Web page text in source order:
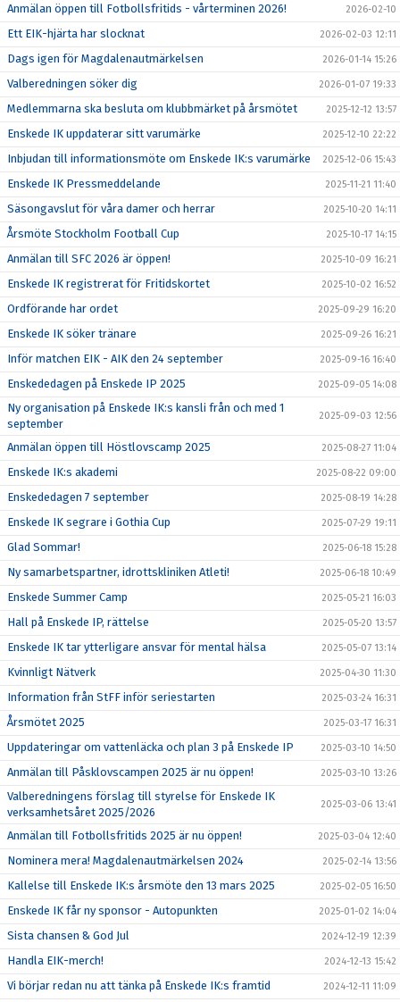
Anmälan öppen till Fotbollsfritids - vårterminen 2026! 2026-02-10
Ett EIK-hjärta har slocknat 2026-02-03 12:11
Dags igen för Magdalenautmärkelsen 2026-01-14 15:26
Valberedningen söker dig 2026-01-07 19:33
Medlemmarna ska besluta om klubbmärket på årsmötet 2025-12-12 13:57
Enskede IK uppdaterar sitt varumärke 2025-12-10 22:22
Inbjudan till informationsmöte om Enskede IK:s varumärke 2025-12-06 15:43
Enskede IK Pressmeddelande 2025-11-21 11:40
Säsongavslut för våra damer och herrar 2025-10-20 14:11
Årsmöte Stockholm Football Cup 2025-10-17 14:15
Anmälan till SFC 2026 är öppen! 2025-10-09 16:21
Enskede IK registrerat för Fritidskortet 2025-10-02 16:52
Ordförande har ordet 2025-09-29 16:20
Enskede IK söker tränare 2025-09-26 16:21
Inför matchen EIK - AIK den 24 september 2025-09-16 16:40
Enskededagen på Enskede IP 2025 2025-09-05 14:08
Ny organisation på Enskede IK:s kansli från och med 1
september
2025-09-03 12:56
Anmälan öppen till Höstlovscamp 2025 2025-08-27 11:04
Enskede IK:s akademi 2025-08-22 09:00
Enskededagen 7 september 2025-08-19 14:28
Enskede IK segrare i Gothia Cup 2025-07-29 19:11
Glad Sommar! 2025-06-18 15:28
Ny samarbetspartner, idrottskliniken Atleti! 2025-06-18 10:49
Enskede Summer Camp 2025-05-21 16:03
Hall på Enskede IP, rättelse 2025-05-20 13:57
Enskede IK tar ytterligare ansvar för mental hälsa 2025-05-07 13:14
Kvinnligt Nätverk 2025-04-30 11:30
Information från StFF inför seriestarten 2025-03-24 16:31
Årsmötet 2025 2025-03-17 16:31
Uppdateringar om vattenläcka och plan 3 på Enskede IP 2025-03-10 14:50
Anmälan till Påsklovscampen 2025 är nu öppen! 2025-03-10 13:26
Valberedningens förslag till styrelse för Enskede IK
verksamhetsåret 2025/2026
2025-03-06 13:41
Anmälan till Fotbollsfritids 2025 är nu öppen! 2025-03-04 12:40
Nominera mera! Magdalenautmärkelsen 2024 2025-02-14 13:56
Kallelse till Enskede IK:s årsmöte den 13 mars 2025 2025-02-05 16:50
Enskede IK får ny sponsor - Autopunkten 2025-01-02 14:04
Sista chansen & God Jul 2024-12-19 12:39
Handla EIK-merch! 2024-12-13 15:42
Vi börjar redan nu att tänka på Enskede IK:s framtid 2024-12-11 11:09